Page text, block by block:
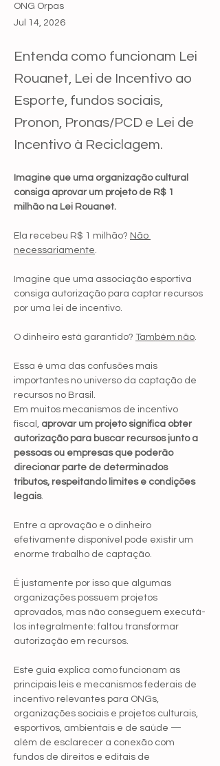
ONG Orpas
Jul 14, 2026
Entenda como funcionam Lei
Rouanet, Lei de Incentivo ao
Esporte, fundos sociais,
Pronon, Pronas/PCD e Lei de
Incentivo à Reciclagem.
Imagine que uma organização cultural
consiga aprovar um projeto de R$ 1
milhão na Lei Rouanet.
Ela recebeu R$ 1 milhão? Não
necessariamente.
Imagine que uma associação esportiva
consiga autorização para captar recursos
por uma lei de incentivo.
O dinheiro está garantido? Também não.
Essa é uma das confusões mais
importantes no universo da captação de
recursos no Brasil.
Em muitos mecanismos de incentivo
fiscal, aprovar um projeto significa obter
autorização para buscar recursos junto a
pessoas ou empresas que poderão
direcionar parte de determinados
tributos, respeitando limites e condições
legais.
Entre a aprovação e o dinheiro
efetivamente disponível pode existir um
enorme trabalho de captação.
É justamente por isso que algumas
organizações possuem projetos
aprovados, mas não conseguem executá-
los integralmente: faltou transformar
autorização em recursos.
Este guia explica como funcionam as
principais leis e mecanismos federais de
incentivo relevantes para ONGs,
organizações sociais e projetos culturais,
esportivos, ambientais e de saúde —
além de esclarecer a conexão com
fundos de direitos e editais de